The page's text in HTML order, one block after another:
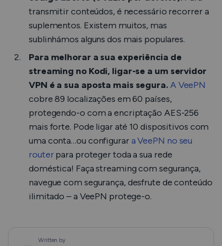
transmitir conteúdos, é necessário recorrer a
suplementos. Existem muitos, mas
sublinhámos alguns dos mais populares.
Para melhorar a sua experiência de
streaming no Kodi, ligar-se a um servidor
VPN é a sua aposta mais segura.A VeePN
cobre 89 localizações em 60 países,
protegendo-o com a encriptação AES-256
mais forte. Pode ligar até 10 dispositivos com
uma conta…ou configurara VeePN no seu
routerpara proteger toda a sua rede
doméstica! Faça streaming com segurança,
navegue com segurança, desfrute de conteúdo
ilimitado – a VeePN protege-o.
Written by